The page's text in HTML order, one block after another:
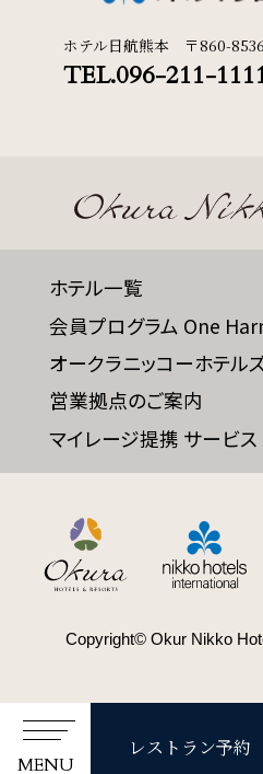
MENU
レストラン予約
ホテル日航熊本 〒860-
TEL.096-211-
ホテル一覧
会員プログラム One
オークラニッコーホテル
営業拠点のご案内
マイレージ提携 サービス
Copyright© Okur Nikko